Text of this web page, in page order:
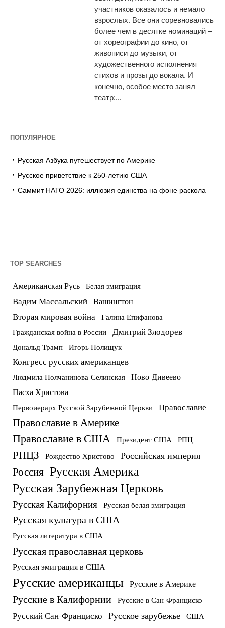
участников оказалось и немало
взрослых. Все они соревновались
более чем в десятке номинаций –
от хореографии до кино, от
живописи до музыки, от
художественного исполнения
стихов и прозы до вокала. И
конечно, особое место занял
театр:...
ПОПУЛЯРНОЕ
Русская Азбука путешествует по Америке
Русское приветствие к 250-летию США
Саммит НАТО 2026: иллюзия единства на фоне раскола
TOP SEARCHES
Американская Русь Белая эмиграция
Вадим Массальский Вашингтон
Вторая мировая война Галина Епифанова
Гражданская война в России Дмитрий Злодорев
Дональд Трамп Игорь Полищук
Конгресс русских американцев
Людмила Полчанинова-Селинская Ново-Дивеево
Пасха Христова
Первоиерарх Русской Зарубежной Церкви Православие
Православие в Америке
Православие в США Президент США РПЦ
РПЦЗ Рождество Христово Российская империя
Россия Русская Америка
Русская Зарубежная Церковь
Русская Калифорния Русская белая эмиграция
Русская культура в США
Русская литература в США
Русская православная церковь
Русская эмиграция в США
Русские американцы Русские в Америке
Русские в Калифорнии Русские в Сан-Франциско
Русский Сан-Франциско Русское зарубежье США